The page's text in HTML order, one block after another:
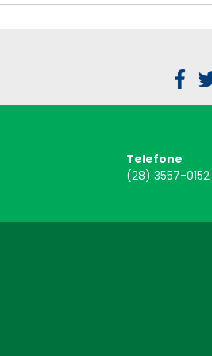
Telefone
(28) 3557-0152